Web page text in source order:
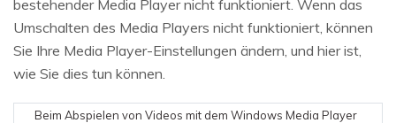
bestehender Media Player nicht funktioniert. Wenn das
Umschalten des Media Players nicht funktioniert, können
Sie Ihre Media Player-Einstellungen ändern, und hier ist,
wie Sie dies tun können.
Beim Abspielen von Videos mit dem Windows Media Player